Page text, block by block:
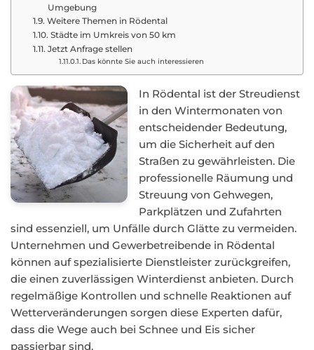
Umgebung
Weitere Themen in Rödental
Städte im Umkreis von 50 km
Jetzt Anfrage stellen
Das könnte Sie auch interessieren
In Rödental ist der Streudienst
in den Wintermonaten von
entscheidender Bedeutung,
um die Sicherheit auf den
Straßen zu gewährleisten. Die
professionelle Räumung und
Streuung von Gehwegen,
Parkplätzen und Zufahrten
sind essenziell, um Unfälle durch Glätte zu vermeiden.
Unternehmen und Gewerbetreibende in Rödental
können auf spezialisierte Dienstleister zurückgreifen,
die einen zuverlässigen Winterdienst anbieten. Durch
regelmäßige Kontrollen und schnelle Reaktionen auf
Wetterveränderungen sorgen diese Experten dafür,
dass die Wege auch bei Schnee und Eis sicher
passierbar sind.